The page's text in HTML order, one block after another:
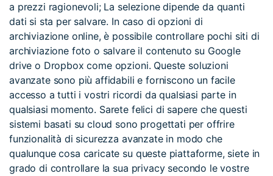
a prezzi ragionevoli; La selezione dipende da quanti
dati si sta per salvare. In caso di opzioni di
archiviazione online, è possibile controllare pochi siti di
archiviazione foto o salvare il contenuto su Google
drive o Dropbox come opzioni. Queste soluzioni
avanzate sono più affidabili e forniscono un facile
accesso a tutti i vostri ricordi da qualsiasi parte in
qualsiasi momento. Sarete felici di sapere che questi
sistemi basati su cloud sono progettati per offrire
funzionalità di sicurezza avanzate in modo che
qualunque cosa caricate su queste piattaforme, siete in
grado di controllare la sua privacy secondo le vostre